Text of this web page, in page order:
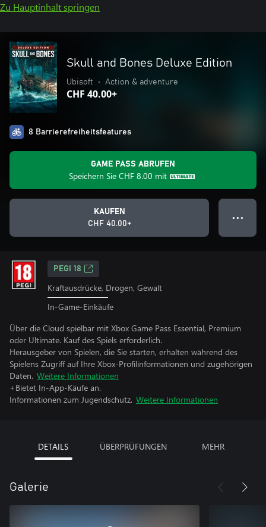
Zu Hauptinhalt springen
Skull and Bones Deluxe Edition
Ubisoft • Action & adventure
CHF 40.00+
8 Barrierefreiheitsfeatures
GAME PASS ABRUFEN
Speichern Sie CHF 8.00 mit
KAUFEN
CHF 40.00+
● ● ●
PEGI 18
Kraftausdrücke, Drogen, Gewalt
In-Game-Einkäufe
Über die Cloud spielbar mit Xbox Game Pass Essential, Premium
oder Ultimate. Kauf des Spiels erforderlich.
Herausgeber von Spielen, die Sie starten, erhalten während des
Spielens Zugriff auf Ihre Xbox-Profilinformationen und zugehörigen
Daten. Weitere Informationen
+Bietet In-App-Käufe an.
Informationen zum Jugendschutz. Weitere Informationen
DETAILS ÜBERPRÜFUNGEN MEHR
Galerie